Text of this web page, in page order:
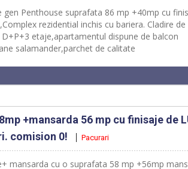
gen Penthouse suprafata 86 mp +40mp cu
rezidential inchis cu bariera. Cladire de
etaje,apartamentul dispune de balcon
salamander,parchet de calitate
+mansarda 56 mp cu finisaje de
comision 0!
Pacurari
mansarda cu o suprafata 58 mp +56mp